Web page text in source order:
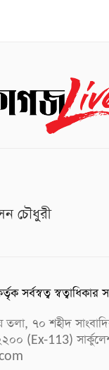
চৌধুরী
সর্বস্বত্ব স্বত্বাধিকার
তলা, ৭০ শহীদ
(Ex-113)